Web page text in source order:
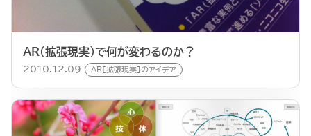
AR（拡張現実）で何が変わるのか？
2010.12.09 AR[拡張現実]のアイデア